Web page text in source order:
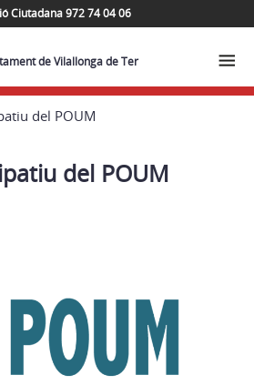
Ciutadana 972 74 04 06
de Vilallonga de Ter
del POUM
del POUM